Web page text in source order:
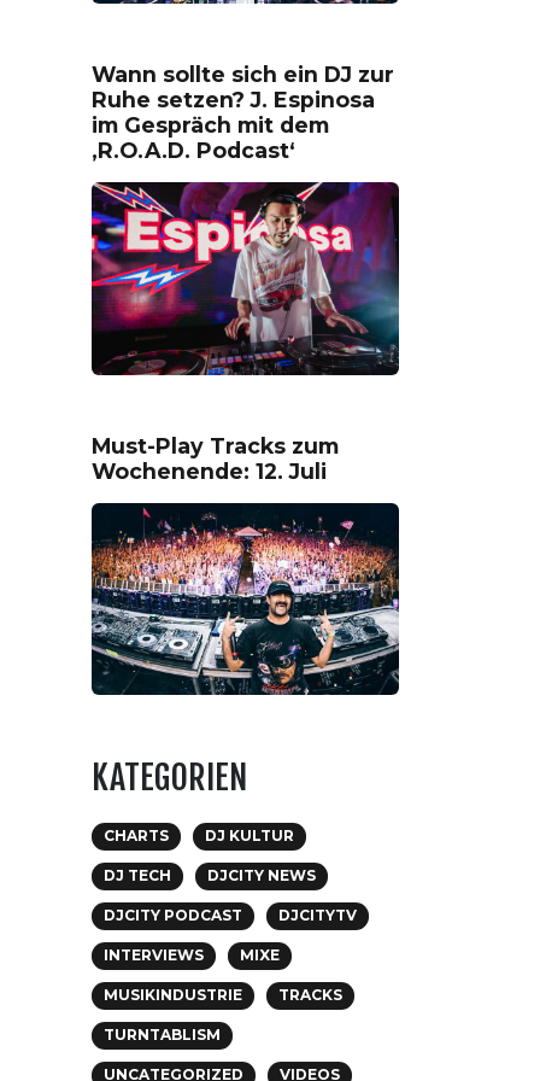
Wann sollte sich ein DJ zur
Ruhe setzen? J. Espinosa
im Gespräch mit dem
‚R.O.A.D. Podcast‘
Must-Play Tracks zum
Wochenende: 12. Juli
KATEGORIEN
CHARTS DJ KULTUR
DJ TECH DJCITY NEWS
DJCITY PODCAST DJCITYTV
INTERVIEWS MIXE
MUSIKINDUSTRIE TRACKS
TURNTABLISM
UNCATEGORIZED VIDEOS